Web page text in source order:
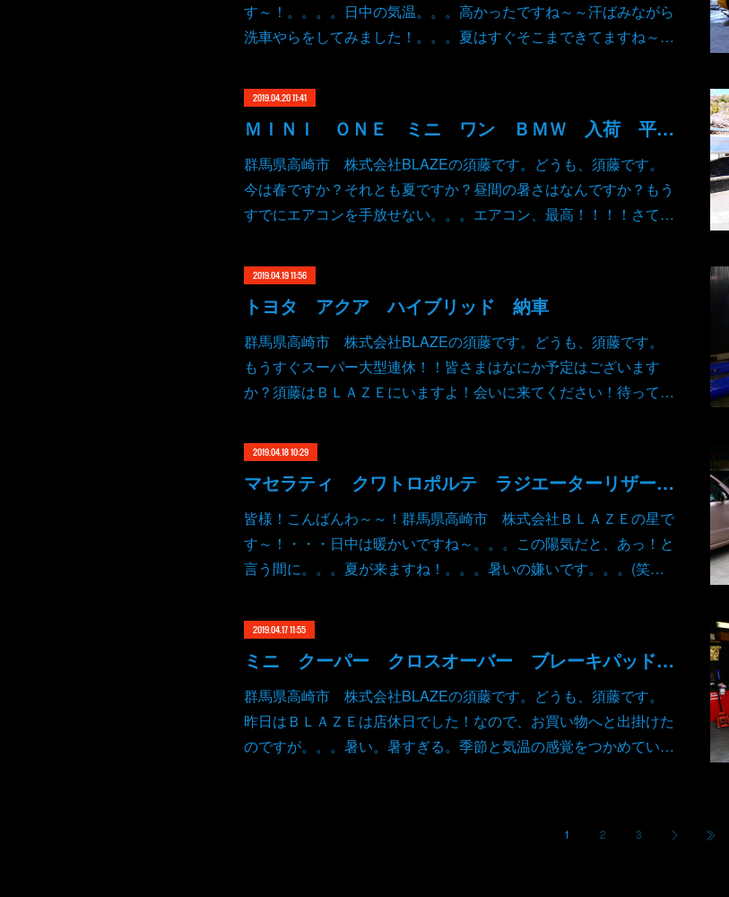
す～！。。。。日中の気温。。。高かったですね～～汗ばみながら
洗車やらをしてみました！。。。夏はすぐそこまできてますね～…
2019.04.20 11:41
ＭＩＮＩ ＯＮＥ ミニ ワン ＢＭＷ 入荷 平成28年
群馬県高崎市 株式会社BLAZEの須藤です。どうも、須藤です。
今は春ですか？それとも夏ですか？昼間の暑さはなんですか？もう
すでにエアコンを手放せない。。。エアコン、最高！！！！さて…
2019.04.19 11:56
トヨタ アクア ハイブリッド 納車
群馬県高崎市 株式会社BLAZEの須藤です。どうも、須藤です。
もうすぐスーパー大型連休！！皆さまはなにか予定はございます
か？須藤はＢＬＡＺＥにいますよ！会いに来てください！待って…
2019.04.18 10:29
マセラティ クワトロポルテ ラジエーターリザーバータンク ロアホース 修理交換
皆様！こんばんわ～～！群馬県高崎市 株式会社ＢＬＡＺＥの星で
す～！・・・日中は暖かいですね～。。。この陽気だと、あっ！と
言う間に。。。夏が来ますね！。。。暑いの嫌いです。。。(笑…
2019.04.17 11:55
ミニ クーパー クロスオーバー ブレーキパッド ローター センサー 持込み 交換
群馬県高崎市 株式会社BLAZEの須藤です。どうも、須藤です。
昨日はＢＬＡＺＥは店休日でした！なので、お買い物へと出掛けた
のですが。。。暑い。暑すぎる。季節と気温の感覚をつかめてい…
1 2 3